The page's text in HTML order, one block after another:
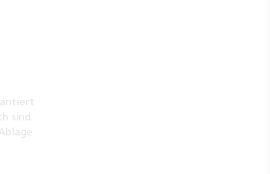
sind.